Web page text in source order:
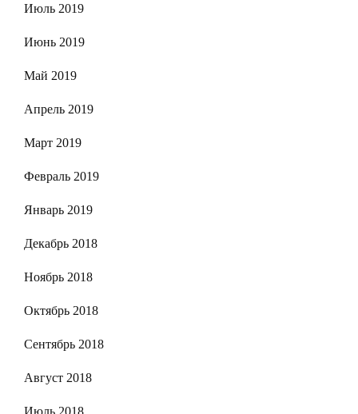
Июль 2019
Июнь 2019
Май 2019
Апрель 2019
Март 2019
Февраль 2019
Январь 2019
Декабрь 2018
Ноябрь 2018
Октябрь 2018
Сентябрь 2018
Август 2018
Июль 2018